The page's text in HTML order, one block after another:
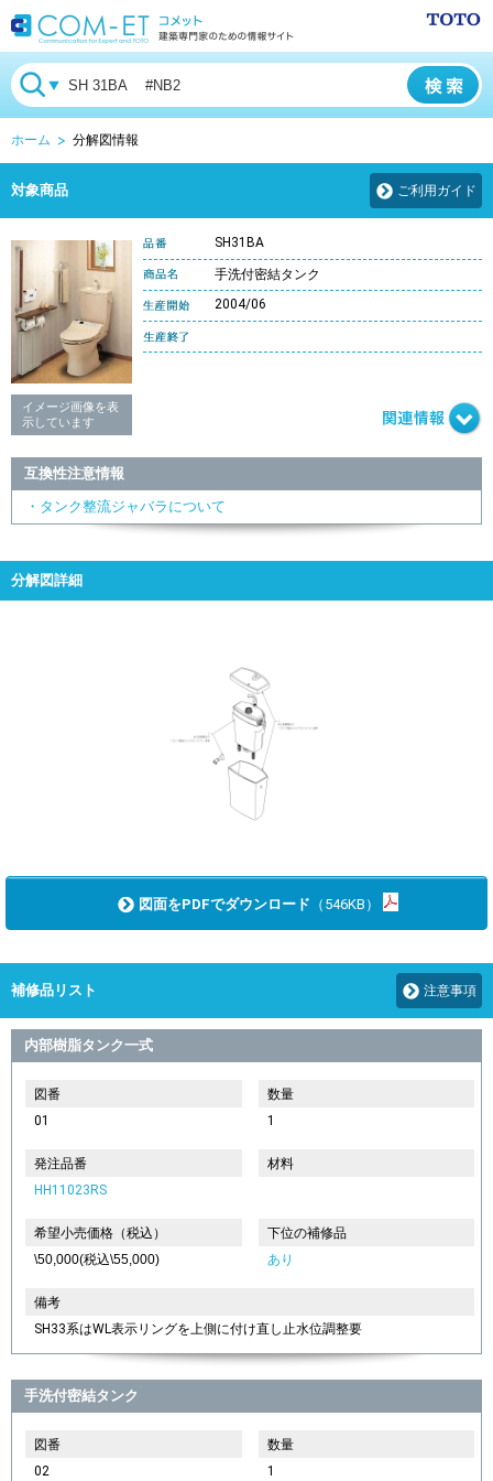
ホーム 分解図情報
対象商品 ご利用ガイド
イメージ画像を表
示しています
SH31BA
手洗付密結タンク
2004/06
互換性注意情報
・タンク整流ジャバラについて
分解図詳細
図面をPDFでダウンロード （546KB）
補修品リスト 注意事項
内部樹脂タンク一式
図番
01
数量
1
発注品番
HH11023RS
材料
希望小売価格（税込）
\50,000(税込\55,000)
下位の補修品
あり
備考
SH33系はWL表示リングを上側に付け直し止水位調整要
手洗付密結タンク
図番
02
数量
1